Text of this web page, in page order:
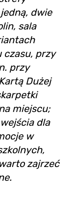
dwie
sala
przy
przy
Dużej
miejscu;
dla
w
zajrzeć